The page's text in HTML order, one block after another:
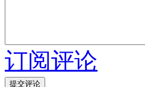
订阅评论